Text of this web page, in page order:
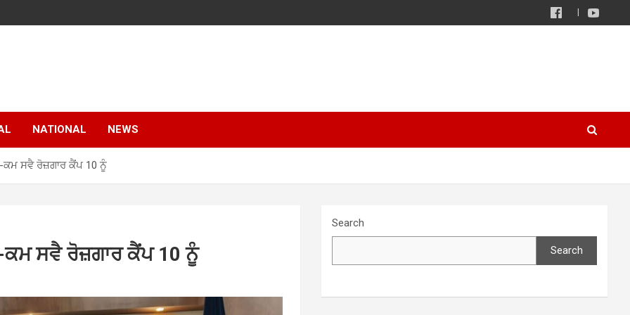
NATIONAL NEWS
ਸਵੈ ਰੋਜ਼ਗਾਰ ਕੈਂਪ 10 ਨੂੰ
ਸਵੈ ਰੋਜ਼ਗਾਰ ਕੈਂਪ 10 ਨੂੰ
Search
Search